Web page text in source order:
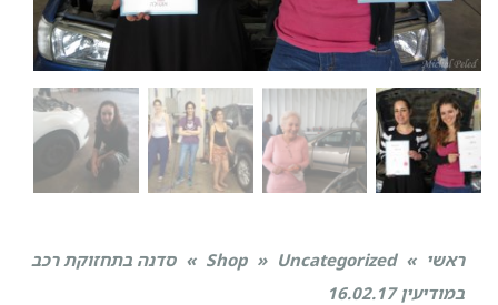
ראשי »
Shop » Uncategorized
» סדנה בתחזוקת רכב
במודיעין 16.02.17